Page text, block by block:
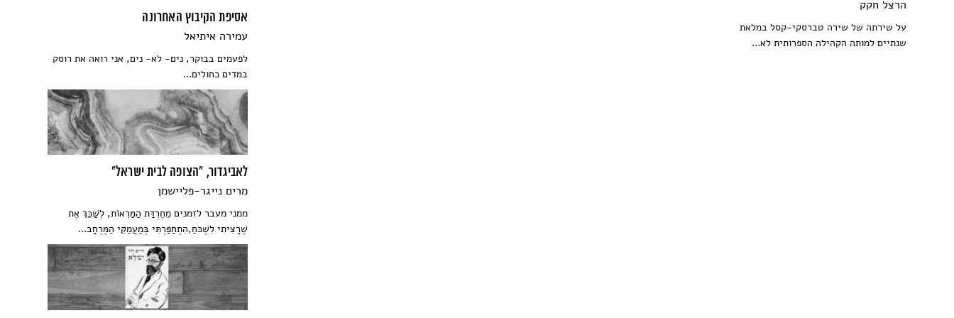
אסיפת הקיבוץ האחרונה
עמירה איתיאל
לפעמים בבוקר, נים- לא- נים, אני רואה את רוסק
במדים כחולים...
לאביגדור, "הצופה לבית ישראל"
מרים נייגר-פליישמן
ממני מעבר לזמנים מֵחֶרְדַּת הַמַּרְאוֹת, לְשַׁכֵּךְ אֶת
שֶׁרָצִיתִי לִשְׁכֹּחַ,הִתְחַפַּרְתִּי בְּמַעֲמַקֵּי הַמֶּרְחָב...
הרצל חקק
על שירתה של שירה טברסקי-קסל במלאת
שנתיים למותה הקהילה הספרותית לא...